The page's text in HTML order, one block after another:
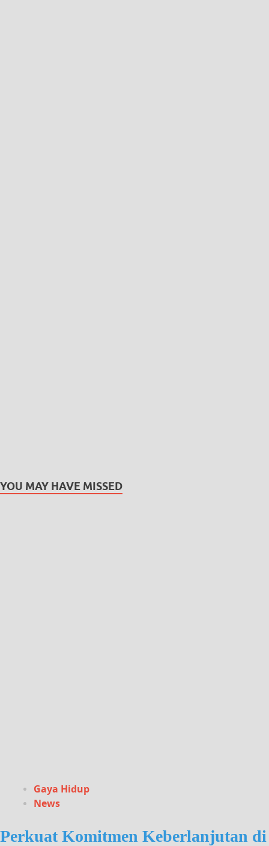
YOU MAY HAVE MISSED
Gaya Hidup
News
Perkuat Komitmen Keberlanjutan di